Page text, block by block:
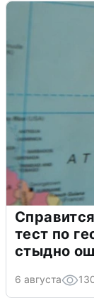
тест по
стыдно
6 августа